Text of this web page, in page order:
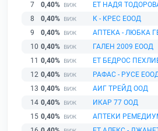
7
0,40%
ЕТ НАДЯ
8
0,40%
К - КРЕС ЕООД
9
0,40%
АПТЕКА - ЛЮБКА
10 0,40%
ГАЛЕН 2009 ЕООД
11 0,40%
ЕТ БЕДРОС
12 0,40%
РАФАС - РУСЕ
13 0,40%
АИГ ТРЕЙД ООД
14 0,40%
ИКАР 77 ООД
15 0,40%
АПТЕКИ